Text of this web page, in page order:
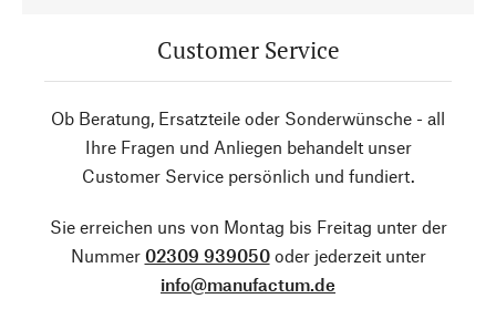
Customer Service
Ob Beratung, Ersatzteile oder Sonderwünsche - all
Ihre Fragen und Anliegen behandelt unser
Customer Service persönlich und fundiert.
Sie erreichen uns von Montag bis Freitag unter der
Nummer 02309 939050oder jederzeit unter
info@manufactum.de